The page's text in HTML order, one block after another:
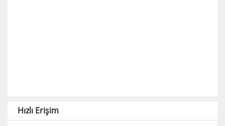
Hızlı Erişim